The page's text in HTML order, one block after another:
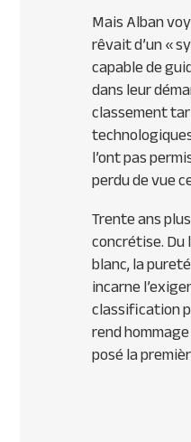
Mais Alban
rêvait d’un «
capable de
dans leur
classement
l’ont pas
perdu de vue
Trente ans
concrétise.
blanc, la
incarne
classification
rend
posé la